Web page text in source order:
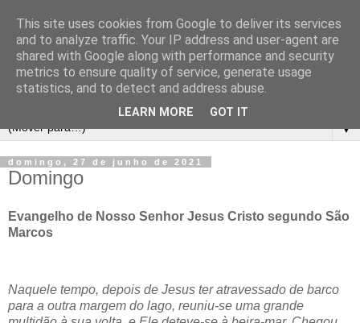
▼
domingo, 27 de junho de 2021
Domingo
Evangelho de Nosso Senhor Jesus Cristo segundo São
Marcos
Naquele tempo, depois de Jesus ter atravessado de barco
para a outra margem do lago, reuniu-se uma grande
This site uses cookies from Google to deliver its services
and to analyze traffic. Your IP address and user-agent are
shared with Google along with performance and security
metrics to ensure quality of service, generate usage
statistics, and to detect and address abuse.
LEARN MORE GOT IT